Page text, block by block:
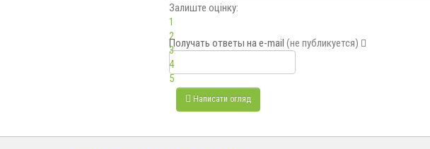
Залиште оцінку:
1
2
3
4
5
Получать ответы на e-mail (не публикуется)
Написати огляд